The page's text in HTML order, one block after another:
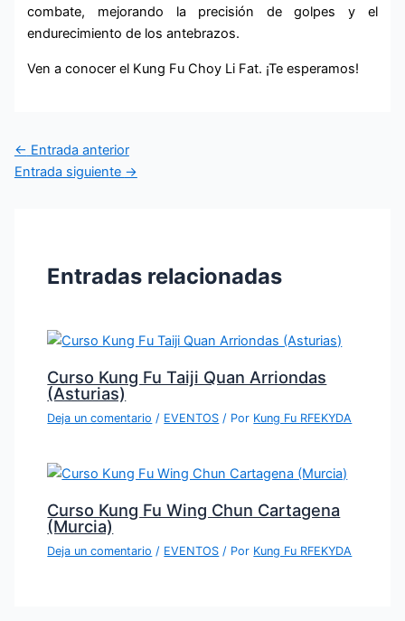
combate, mejorando la precisión de golpes y el
endurecimiento de los antebrazos.
Ven a conocer el Kung Fu Choy Li Fat. ¡Te esperamos!
← Entrada anterior
Entrada siguiente →
Entradas relacionadas
Curso Kung Fu Taiji Quan Arriondas
(Asturias)
Deja un comentario / EVENTOS / Por Kung Fu RFEKYDA
Curso Kung Fu Wing Chun Cartagena
(Murcia)
Deja un comentario / EVENTOS / Por Kung Fu RFEKYDA